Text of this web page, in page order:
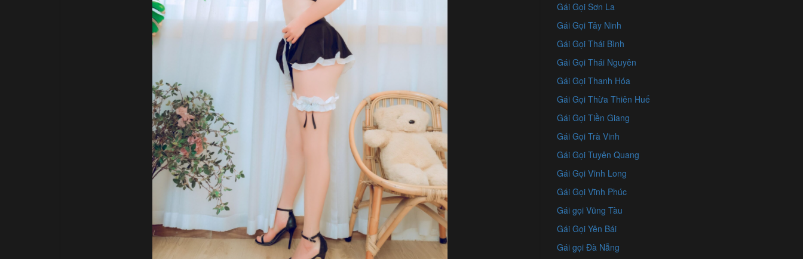
Gái Gọi Sơn La
Gái Gọi Tây Ninh
Gái Gọi Thái Bình
Gái Gọi Thái Nguyên
Gái Gọi Thanh Hóa
Gái Gọi Thừa Thiên Huế
Gái Gọi Tiền Giang
Gái Gọi Trà Vinh
Gái Gọi Tuyên Quang
Gái Gọi Vĩnh Long
Gái Gọi Vĩnh Phúc
Gái gọi Vũng Tàu
Gái Gọi Yên Bái
Gái gọi Đà Nẵng